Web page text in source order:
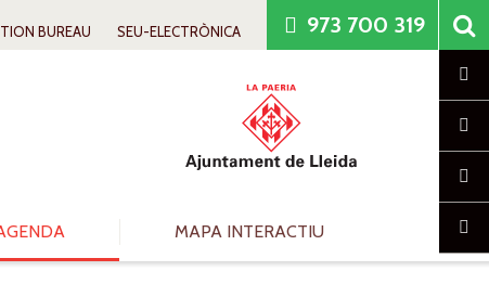
BUREAU SEU-ELECTRÒNICA 973 700 319
MAPA INTERACTIU